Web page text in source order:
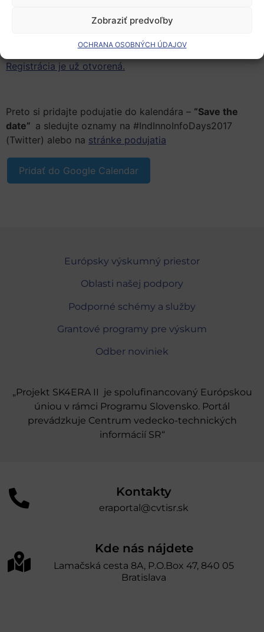
Zobraziť predvoľby
OCHRANA OSOBNÝCH ÚDAJOV
Registrácia je už otvorená.
Preto si pridajte podujatie do kalendára – “Save the
date” a sledujte oznamy na #IndInnoInfoDays2017
(Twitter) alebo na stránke podujatia
Pridať do Google Calendar
Európsky výskumný priestor
Oblasti našej podpory
Podporné schémy a služby
Grantové programy pre výskum
Odber noviniek
„Projekt SK4ERA II je spolufinancovaný Európskou
úniou v rámci Programu Slovensko. Portál
prevádzkuje Centrum vedecko-technických
informácií SR“
Kontakty
eraportal@cvtisr.sk
Kde nás nájdete
Lamačská cesta 8A, P.O.Box 47, 840 05
Bratislava